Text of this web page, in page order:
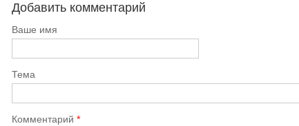
Добавить комментарий
Ваше имя
Тема
Комментарий*